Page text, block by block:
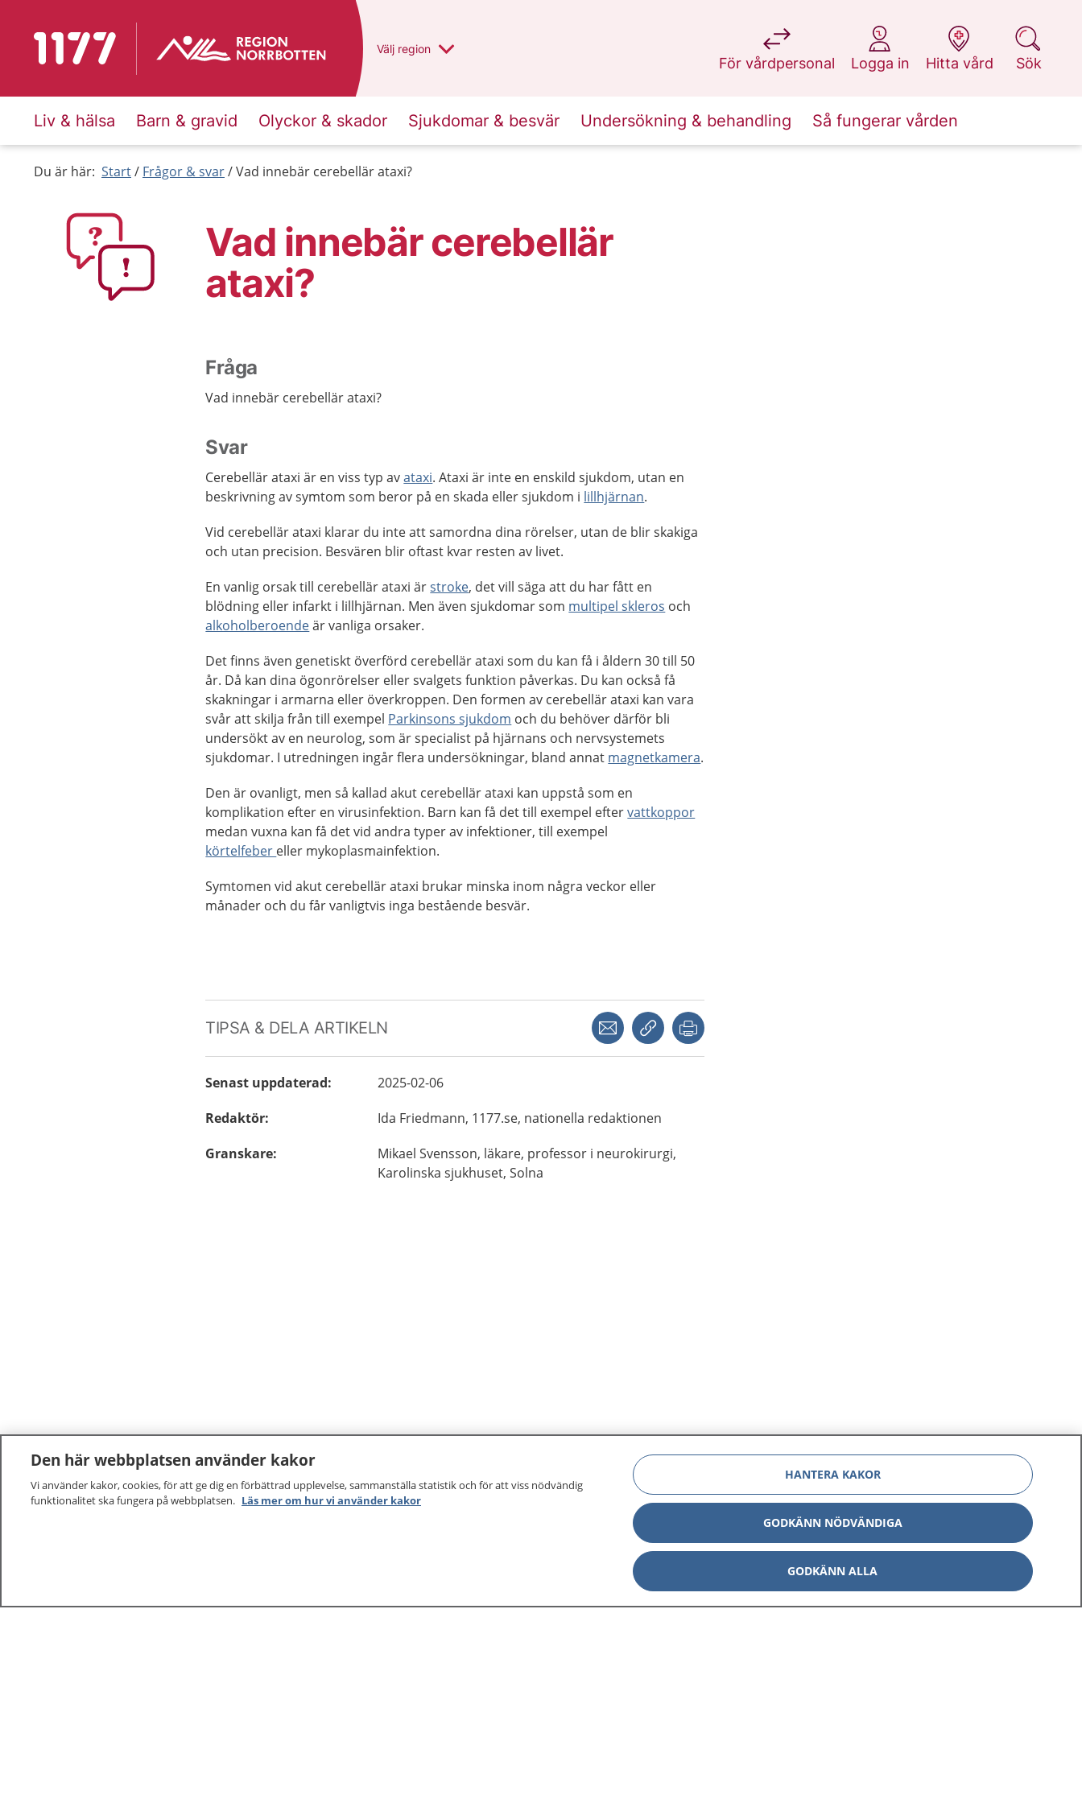
Till startsidan för 1177 Du har valt region
Välj en annan
region
För vårdpersonal
på 1177.se
Logga in
på 1177.se
Hitta vård
på 1177.se
Sök
på 1177.se
Liv & hälsa Barn & gravid Olyckor & skador Sjukdomar & besvär Undersökning & behandling Så fungerar vården
Du är här: Start Frågor & svar Vad innebär cerebellär ataxi?
Vad innebär cerebellär
ataxi?
Fråga
Vad innebär cerebellär ataxi?
Svar
Cerebellär ataxi är en viss typ avataxi. Ataxi är inte en enskild sjukdom, utan en
beskrivning av symtom som beror på en skada eller sjukdom i lillhjärnan.
Vid cerebellär ataxi klarar du inte att samordna dina rörelser, utan de blir skakiga
och utan precision. Besvären blir oftast kvar resten av livet.
En vanlig orsak till cerebellär ataxi ärstroke, det vill säga att du har fått en
blödning eller infarkt i lillhjärnan. Men även sjukdomar som multipel skleros och
alkoholberoendeär vanliga orsaker.
Det finns även genetiskt överförd cerebellär ataxi som du kan få i åldern 30 till 50
år. Då kan dina ögonrörelser eller svalgets funktion påverkas. Du kan också få
skakningar i armarna eller överkroppen. Den formen av cerebellär ataxi kan vara
svår att skilja från till exempel Parkinsons sjukdom och du behöver därför bli
undersökt av en neurolog, som är specialist på hjärnans och nervsystemets
sjukdomar. I utredningen ingår flera undersökningar, bland annat magnetkamera.
Den är ovanligt, men så kallad akut cerebellär ataxi kan uppstå som en
komplikation efter en virusinfektion. Barn kan få det till exempel eftervattkoppor
medan vuxna kan få det vid andra typer av infektioner, till exempel
körtelfeber eller mykoplasmainfektion.
Symtomen vid akut cerebellär ataxi brukar minska inom några veckor eller
månader och du får vanligtvis inga bestående besvär.
TIPSA & DELA ARTIKELN Dela via mejlKopiera länk
Senast uppdaterad:
2025-02-06
Redaktör: Ida Friedmann, 1177.se, nationella redaktionen
Granskare: Mikael Svensson, läkare, professor i neurokirurgi,
Karolinska sjukhuset, Solna
1177 –tryggt om din hälsa och vård
sjukvårdsrådgivning dygnet runt.
Other languages
Lättläst svenska
Om 1177
Kontakt
Den här webbplatsen använder kakor
Vi använder kakor, cookies, för att ge dig en förbättrad upplevelse, sammanställa statistik och för att viss nödvändig
funktionalitet ska fungera på webbplatsen. Läs mer om hur vi använder kakor
HANTERA KAKOR
GODKÄNN NÖDVÄNDIGA
GODKÄNN ALLA